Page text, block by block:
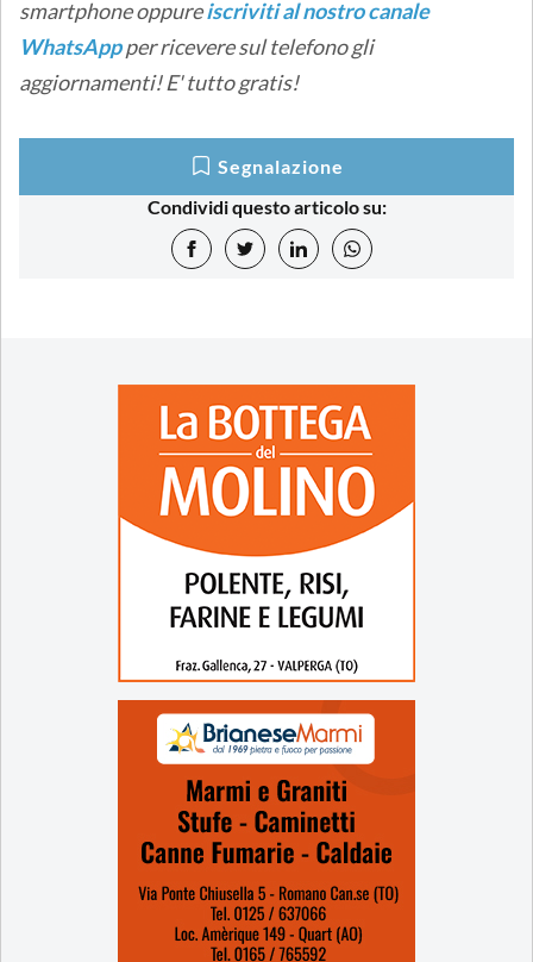
smartphone oppureiscriviti al nostro canale
WhatsAppper ricevere sul telefono gli
aggiornamenti! E' tutto gratis!
Segnalazione
Condividi questo articolo su: